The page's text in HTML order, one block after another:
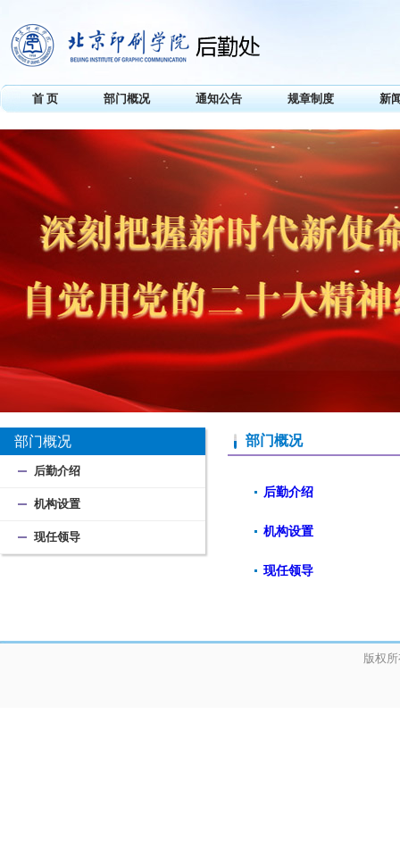
首 页 部门概况 通知公告 规章制度 新
部门概况
后勤介绍
机构设置
现任领导
部门概况
后勤介绍
机构设置
现任领导
版权